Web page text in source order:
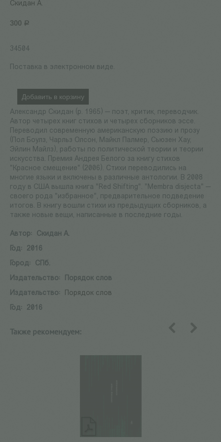
Скидан А.
300 Р
34504
Поставка в электронном виде.
Добавить в корзину
Александр Скидан (р. 1965) — поэт, критик, переводчик.
Автор четырех книг стихов и четырех сборников эссе.
Переводил современную американскую поэзию и прозу
(Пол Боулз, Чарльз Олсон, Майкл Палмер, Сьюзен Хау,
Эйлин Майлз), работы по политической теории и теории
искусства. Премия Андрея Белого за книгу стихов
"Красное смещение" (2006). Стихи переводились на
многие языки и включены в различные антологии. В 2008
году в США вышла книга "Red Shifting". "Membra disjecta" —
своего рода "избранное", предварительное подведение
итогов. В книгу вошли стихи из предыдущих сборников, а
также новые вещи, написанные в последние годы.
Автор:
Скидан А.
Год:
2016
Город:
СПб.
Издательство:
Порядок слов
Издательство:
Порядок слов
Год:
2016
Также рекомендуем: